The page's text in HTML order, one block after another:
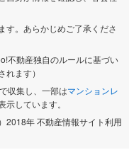
す。あらかじめご了承くださ
不動産独自のルールに基づい
ます）
収集し、一部はマンションレ
しています。
2018年 不動産情報サイト利用